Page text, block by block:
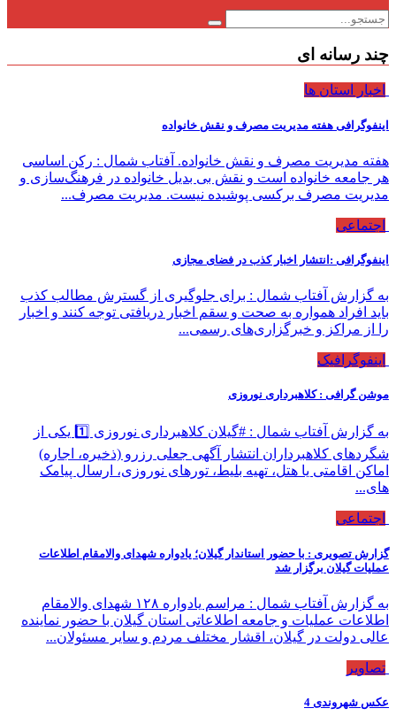
چند رسانه ای
اخبار استان ها
اینفوگرافی هفته مدیریت مصرف و نقش خانواده
هفته مدیریت مصرف و نقش خانواده. آفتاب شمال : رکن اساسی
هر جامعه خانواده است و نقش بی بدیل خانواده در فرهنگ‌سازی و
مدیریت مصرف برکسی پوشیده نیست. مدیریت مصرف...
اجتماعی
اینفوگرافی :انتشار اخبار کذب در فضای مجازی
به گزارش آفتاب شمال : برای جلوگیری از گسترش مطالب کذب
باید افراد همواره به صحت و سقم اخبار دریافتی توجه کنند و اخبار
را از مراکز و خبرگزاری‌های رسمی...
اینفوگرافیک
موشن گرافی : کلاهبرداری نوروزی
به گزارش آفتاب شمال : #گیلان کلاهبرداری نوروزی 1️⃣ یکی از
شگردهای کلاهبرداران انتشار آگهی جعلی رزرو (ذخیره، اجاره)
اماکن اقامتی یا هتل، تهیه بلیط، تورهای نوروزی، ارسال پیامک
های...
اجتماعی
گزارش تصویری : با حضور استاندار گیلان؛ یادواره شهدای والامقام اطلاعات
عملیات گیلان برگزار شد
به گزارش آفتاب شمال : مراسم یادواره ۱۲۸ شهدای والامقام
اطلاعات عملیات و جامعه اطلاعاتی استان گیلان با حضور نماینده
عالی دولت در گیلان، اقشار مختلف مردم و سایر مسئولان...
تصاویر
عکس شهروندی 4